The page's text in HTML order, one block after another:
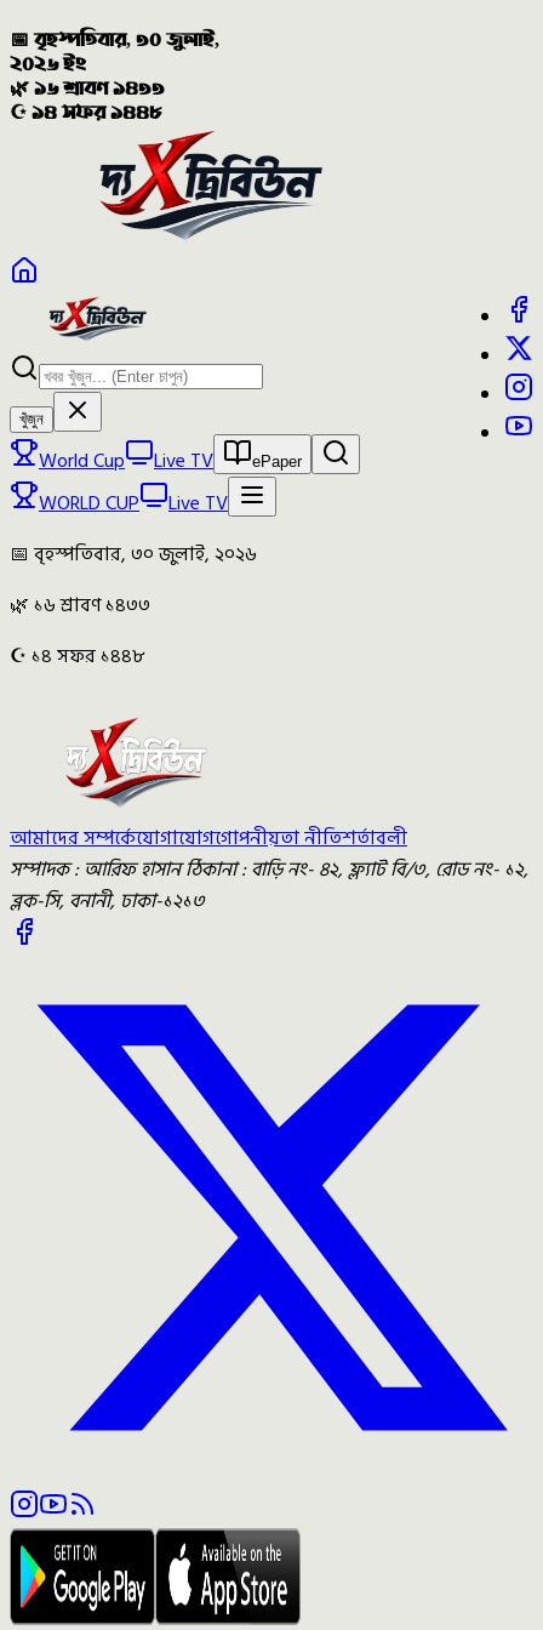
📅 বৃহস্পতিবার, ৩০ জুলাই,
২০২৬ ইং
🌿 ১৬ শ্রাবণ ১৪৩৩
☪️ ১৪ সফর ১৪৪৮
খুঁজুন
World Cup Live TV ePaper
WORLD CUP
Live TV
📅 বৃহস্পতিবার, ৩০ জুলাই, ২০২৬
🌿 ১৬ শ্রাবণ ১৪৩৩
☪️ ১৪ সফর ১৪৪৮
আমাদের সম্পর্কেযোগাযোগগোপনীয়তা নীতিশর্তাবলী
সম্পাদক : আরিফ হাসান ঠিকানা : বাড়ি নং- ৪২, ফ্ল্যাট বি/৩, রোড নং- ১২,
ব্লক-সি, বনানী, ঢাকা-১২১৩